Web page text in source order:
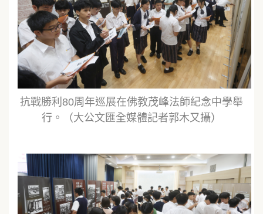
抗戰勝利80周年巡展在佛教茂峰法師紀念中學舉
行。（大公文匯全媒體記者郭木又攝）